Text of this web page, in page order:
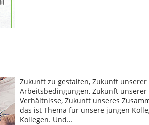
Zukunft zu gestalten, Zukunft unserer
Arbeitsbedingungen, Zukunft unserer
Verhältnisse, Zukunft unseres
das ist Thema für unsere jungen
Kollegen. Und…